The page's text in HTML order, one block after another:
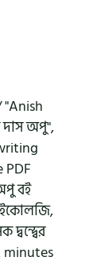
"Anish
অপু",
PDF
বই
,
দ্বন্দ্বের
minutes